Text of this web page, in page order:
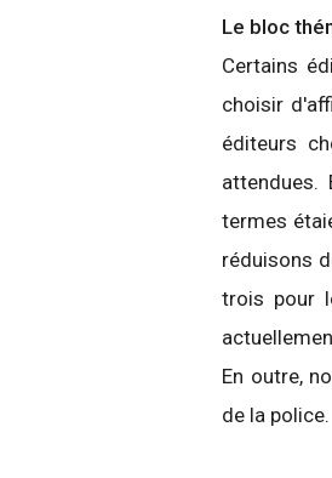
Le bloc
Certains
choisir
éditeurs
termes
réduisons
trois pour
En outre,
de la police.